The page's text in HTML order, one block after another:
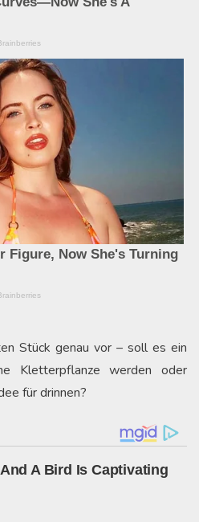
Stück genau vor – soll es ein
Kletterpflanze werden oder
für drinnen?